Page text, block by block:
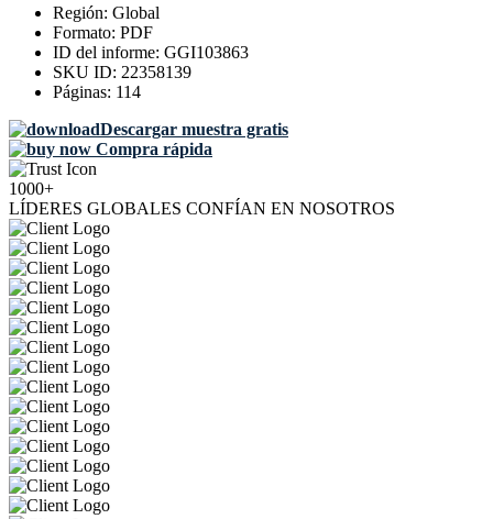
Región: Global
Formato: PDF
ID del informe: GGI103863
SKU ID: 22358139
Páginas: 114
Descargar muestra gratis
Compra rápida
1000+
LÍDERES GLOBALES CONFÍAN EN NOSOTROS